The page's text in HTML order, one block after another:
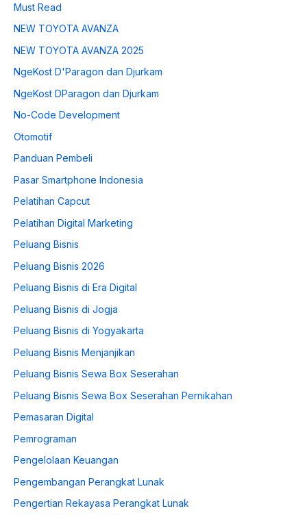
Must Read
NEW TOYOTA AVANZA
NEW TOYOTA AVANZA 2025
NgeKost D'Paragon dan Djurkam
NgeKost DParagon dan Djurkam
No-Code Development
Otomotif
Panduan Pembeli
Pasar Smartphone Indonesia
Pelatihan Capcut
Pelatihan Digital Marketing
Peluang Bisnis
Peluang Bisnis 2026
Peluang Bisnis di Era Digital
Peluang Bisnis di Jogja
Peluang Bisnis di Yogyakarta
Peluang Bisnis Menjanjikan
Peluang Bisnis Sewa Box Seserahan
Peluang Bisnis Sewa Box Seserahan Pernikahan
Pemasaran Digital
Pemrograman
Pengelolaan Keuangan
Pengembangan Perangkat Lunak
Pengertian Rekayasa Perangkat Lunak